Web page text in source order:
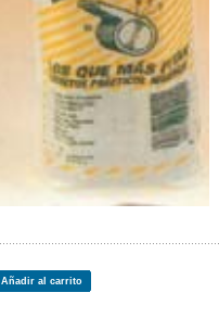
Añadir al carrito